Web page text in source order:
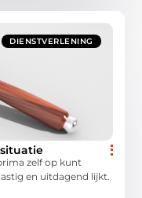
DIENSTVERLENING
zelf op kunt
en uitdagend lijkt.